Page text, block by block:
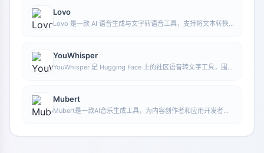
Lovo
Lovo 是一款 AI 语音生成与文字转语音工具，支持将文本转换
YouWhisper
YouWhisper 是 Hugging Face 上的社区语音转文字工具，围绕
Mubert
Mubert是一款AI音乐生成工具，为内容创作者和应用开发者提